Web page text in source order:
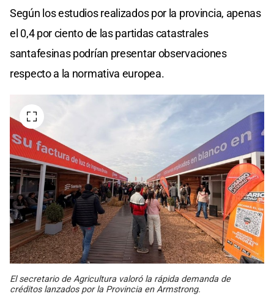
Según los estudios realizados por la provincia, apenas
el 0,4 por ciento de las partidas catastrales
santafesinas podrían presentar observaciones
respecto a la normativa europea.
El secretario de Agricultura valoró la rápida demanda de
créditos lanzados por la Provincia en Armstrong.